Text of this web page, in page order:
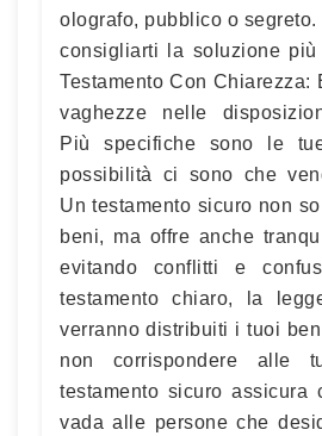
olografo, pubblico o
consigliarti la soluzione più
Testamento Con Chiarezza:
vaghezze nelle
Più specifiche sono le
possibilità ci sono che
Un testamento sicuro non
beni, ma offre anche
evitando conflitti e
testamento chiaro, la
verranno distribuiti i tuoi
non corrispondere alle
testamento sicuro assicura
vada alle persone che